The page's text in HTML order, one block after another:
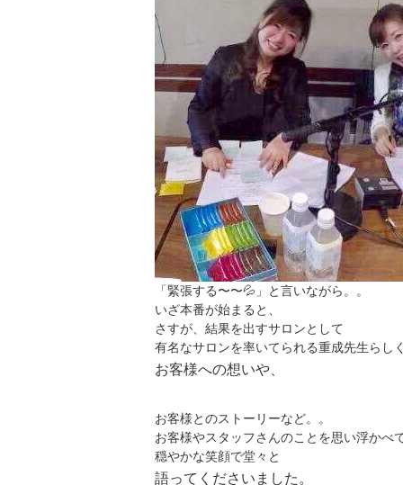
「緊張する〜〜💦」と言いながら。。
いざ本番が始まると、
さすが、結果を出すサロンとして
有名なサロンを率いてられる重成先生らし
お客様への想いや、
お客様とのストーリーなど。。
お客様やスタッフさんのことを思い浮かべ
穏やかな笑顔で堂々と
語ってくださいました。